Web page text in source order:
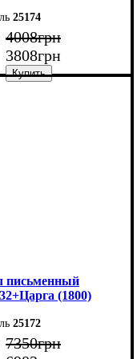
25174
4008грн
3808грн
письменный
(1800)
25172
7350грн